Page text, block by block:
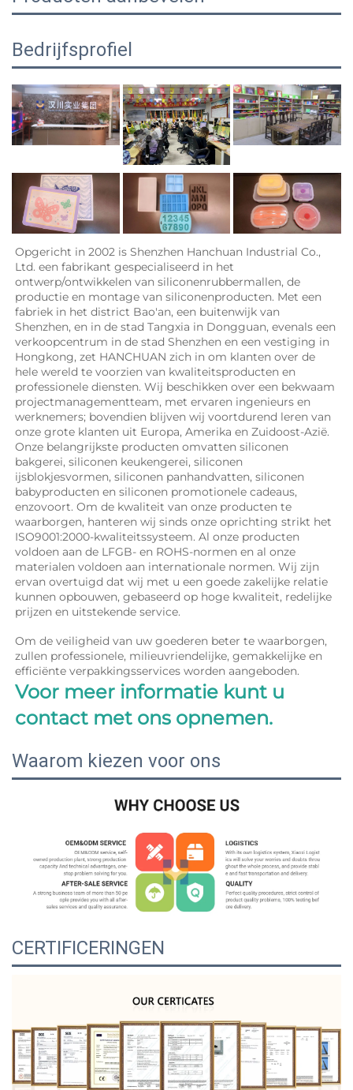
Bedrijfsprofiel
Opgericht in 2002 is Shenzhen Hanchuan Industrial Co.,
Ltd. een fabrikant gespecialiseerd in het
ontwerp/ontwikkelen van siliconenrubbermallen, de
productie en montage van siliconenproducten. Met een
fabriek in het district Bao'an, een buitenwijk van
Shenzhen, en in de stad Tangxia in Dongguan, evenals een
verkoopcentrum in de stad Shenzhen en een vestiging in
Hongkong, zet HANCHUAN zich in om klanten over de
hele wereld te voorzien van kwaliteitsproducten en
professionele diensten. Wij beschikken over een bekwaam
projectmanagementteam, met ervaren ingenieurs en
werknemers; bovendien blijven wij voortdurend leren van
onze grote klanten uit Europa, Amerika en Zuidoost-Azië.
Onze belangrijkste producten omvatten siliconen
bakgerei, siliconen keukengerei, siliconen
ijsblokjesvormen, siliconen panhandvatten, siliconen
babyproducten en siliconen promotionele cadeaus,
enzovoort. Om de kwaliteit van onze producten te
waarborgen, hanteren wij sinds onze oprichting strikt het
ISO9001:2000-kwaliteitssysteem. Al onze producten
voldoen aan de LFGB- en ROHS-normen en al onze
materialen voldoen aan internationale normen. Wij zijn
ervan overtuigd dat wij met u een goede zakelijke relatie
kunnen opbouwen, gebaseerd op hoge kwaliteit, redelijke
prijzen en uitstekende service.
Om de veiligheid van uw goederen beter te waarborgen,
zullen professionele, milieuvriendelijke, gemakkelijke en
Voor meer informatie kunt u
contact met ons opnemen.
Waarom kiezen voor ons
CERTIFICERINGEN